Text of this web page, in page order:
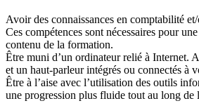
Avoir des connaissances en comptabilité
Ces compétences sont nécessaires pour
contenu de la formation.
Être muni d’un ordinateur relié à Internet.
et un haut-parleur intégrés ou connectés à
Être à l’aise avec l’utilisation des outils
une progression plus fluide tout au long de